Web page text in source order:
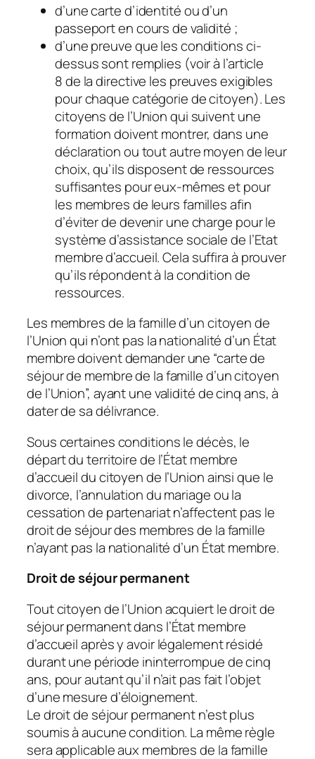
d’une carte d’identité ou d’un
passeport en cours de validité ;
d’une preuve que les conditions ci-
dessus sont remplies (voir à l’article
8 de la directive les preuves exigibles
pour chaque catégorie de citoyen). Les
citoyens de l’Union qui suivent une
formation doivent montrer, dans une
déclaration ou tout autre moyen de leur
choix, qu’ils disposent de ressources
suffisantes pour eux-mêmes et pour
les membres de leurs familles afin
d’éviter de devenir une charge pour le
système d’assistance sociale de l’Etat
membre d’accueil. Cela suffira à prouver
qu’ils répondent à la condition de
ressources.
Les membres de la famille d’un citoyen de
l’Union qui n’ont pas la nationalité d’un État
membre doivent demander une “carte de
séjour de membre de la famille d’un citoyen
de l’Union”, ayant une validité de cinq ans, à
dater de sa délivrance.
Sous certaines conditions le décès, le
départ du territoire de l’État membre
d’accueil du citoyen de l’Union ainsi que le
divorce, l’annulation du mariage ou la
cessation de partenariat n’affectent pas le
droit de séjour des membres de la famille
n’ayant pas la nationalité d’un État membre.
Droit de séjour permanent
Tout citoyen de l’Union acquiert le droit de
séjour permanent dans l’État membre
d’accueil après y avoir légalement résidé
durant une période ininterrompue de cinq
ans, pour autant qu’il n’ait pas fait l’objet
d’une mesure d’éloignement.
Le droit de séjour permanent n’est plus
soumis à aucune condition. La même règle
sera applicable aux membres de la famille